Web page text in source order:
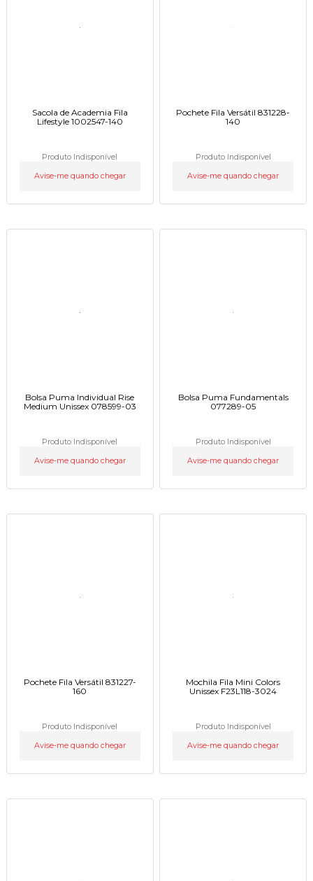
Sacola de Academia Fila
Lifestyle 1002547-140
Produto Indisponível
Avise-me quando chegar
Pochete Fila Versátil 831228-
140
Produto Indisponível
Avise-me quando chegar
Bolsa Puma Individual Rise
Medium Unissex 078599-03
Produto Indisponível
Avise-me quando chegar
Bolsa Puma Fundamentals
077289-05
Produto Indisponível
Avise-me quando chegar
Pochete Fila Versátil 831227-
160
Produto Indisponível
Avise-me quando chegar
Mochila Fila Mini Colors
Unissex F23L118-3024
Produto Indisponível
Avise-me quando chegar